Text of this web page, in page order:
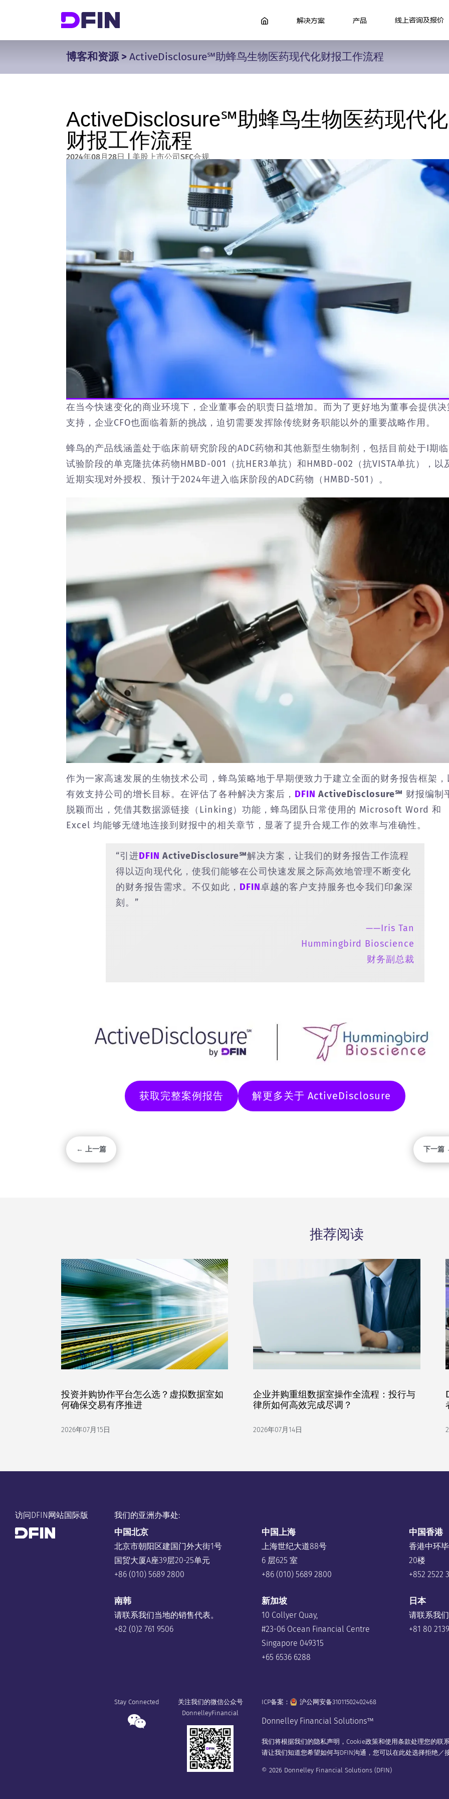
解决方案 产品 线上咨询及报价
博客和资源>ActiveDisclosure℠助蜂鸟生物医药现代化财报工作流程
ActiveDisclosure℠助蜂鸟生物医药现代化
财报工作流程
2024年08月28日 | 美股上市公司SEC合规
在当今快速变化的商业环境下，企业董事会的职责日益增加。而为了更好地为董事会提供决
支持，企业CFO也面临着新的挑战，迫切需要发挥除传统财务职能以外的重要战略作用。
蜂鸟的产品线涵盖处于临床前研究阶段的ADC药物和其他新型生物制剂，包括目前处于I期
试验阶段的单克隆抗体药物HMBD-001（抗HER3单抗）和HMBD-002（抗VISTA单抗），以
近期实现对外授权、预计于2024年进入临床阶段的ADC药物（HMBD-501）。
作为一家高速发展的生物技术公司，蜂鸟策略地于早期便致力于建立全面的财务报告框架，
有效支持公司的增长目标。在评估了各种解决方案后， DFIN ActiveDisclosure℠ 财报编制
脱颖而出，凭借其数据源链接（Linking）功能，蜂鸟团队日常使用的 Microsoft Word 和
Excel 均能够无缝地连接到财报中的相关章节，显著了提升合规工作的效率与准确性。
“引进DFIN ActiveDisclosure℠解决方案，让我们的财务报告工作流程
得以迈向现代化，使我们能够在公司快速发展之际高效地管理不断变化
的财务报告需求。不仅如此， DFIN卓越的客户支持服务也令我们印象深
刻。”
——Iris Tan
Hummingbird Bioscience
财务副总裁
获取完整案例报告 解更多关于 ActiveDisclosure
← 上一篇 下一篇
推荐阅读
投资并购协作平台怎么选？虚拟数据室如
何确保交易有序推进
2026年07月15日
企业并购重组数据室操作全流程：投行与
律所如何高效完成尽调？
2026年07月14日
访问DFIN网站国际版 我们的亚洲办事处:
中国北京
北京市朝阳区建国门外大街1号
国贸大厦A座39层20-25单元
+86 (010) 5689 2800
中国上海
上海世纪大道88号
6 层625 室
+86 (010) 5689 2800
中国香港
香港中环
20楼
+852 2522
南韩
请联系我们当地的销售代表。
+82 (0)2 761 9506
新加坡
10 Collyer Quay,
#23-06 Ocean Financial Centre
Singapore 049315
+65 6536 6288
日本
请联系我
+81 80
Stay Connected
关注我们的微信公众号
DonnelleyFinancial
ICP备案： 沪公网安备31011502402468
Donnelley Financial Solutions™
我们将根据我们的隐私声明 ， Cookie政策和使用条款处理您的联
请让我们知道您希望如何与DFIN沟通，您可以在此处选择拒绝／
© 2026 Donnelley Financial Solutions (DFIN)